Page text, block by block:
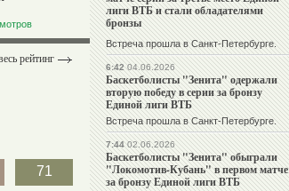
рейтинг
71
лиги ВТБ и стали обладателями
бронзы
Встреча прошла в Санкт-Петербурге.
6:4204.06.2026
Баскетболисты "Зенита" одержали
вторую победу в серии за бронзу
Единой лиги ВТБ
Встреча прошла в Санкт-Петербурге.
7:4402.06.2026
Баскетболисты "Зенита" обыграли
"Локомотив-Кубань" в первом матче
за бронзу Единой лиги ВТБ